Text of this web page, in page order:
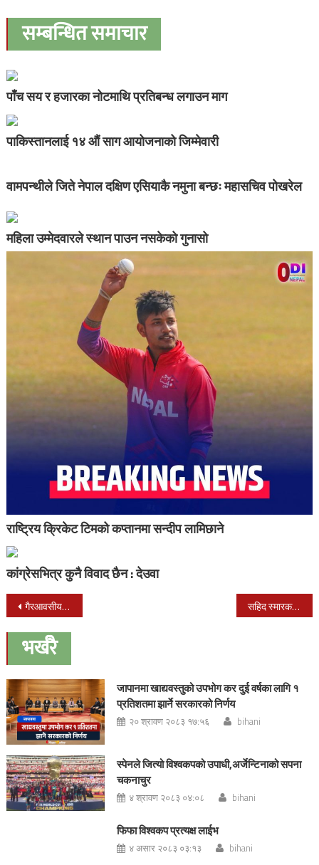
सम्बन्धित समाचार
पाँच सय र हजारका नोटमाथि प्रतिबन्ध लगाउन माग
पाकिस्तानलाई १४ औं साग आयोजनाको जिम्मेवारी
वामपन्थीले जिते नेपाल दक्षिण एसियाकै नमुना बन्छः महासचिव पोखरेल
महिला उम्मेदवारले स्थान पाउन नसकेको गुनासो
राष्ट्रिय क्रिकेट टिमको कप्तानमा सन्दीप लामिछाने
कांग्रेसभित्र कुनै विवाद छैन : देउवा
Post
navigation
गैरआवसीय नेपाली संघको उपाध्यक्ष पदमा बद्री के शी उम्मेदवारी दिदै सहिद स्मारक ‘ए’ डिभिजन लिग मंसिरमा हुने
भर्खरै
जापानमा खाद्यवस्तुको उपभोग कर दुई वर्षका लागि १
प्रतिशतमा झार्ने सरकारको निर्णय
२० श्रावण २०८३ १७:५६ bihani
स्पेनले जित्यो विश्वकपको उपाधी,अर्जेन्टिनाको सपना
चकनाचुर
४ श्रावण २०८३ ०४:०८ bihani
फिफा विश्वकप प्रत्यक्ष लाईभ
४ असार २०८३ ०३:१३ bihani